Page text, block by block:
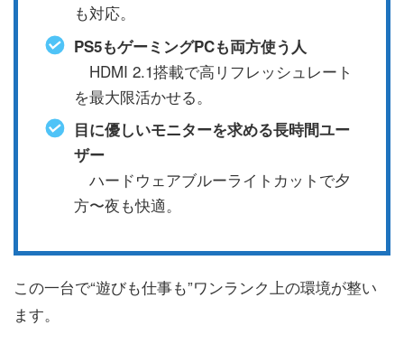
も対応。
PS5もゲーミングPCも両方使う人
HDMI 2.1搭載で高リフレッシュレート
を最大限活かせる。
目に優しいモニターを求める長時間ユー
ザー
ハードウェアブルーライトカットで夕
方〜夜も快適。
この一台で“遊びも仕事も”ワンランク上の環境が整い
ます。